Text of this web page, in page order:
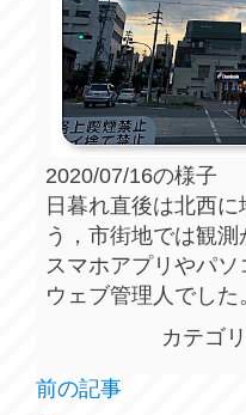
2020/07/16の様子
日暮れ直後は北西
う，市街地では観測
スマホアプリやパ
ウェブ管理人でした
カテゴ
前の記事